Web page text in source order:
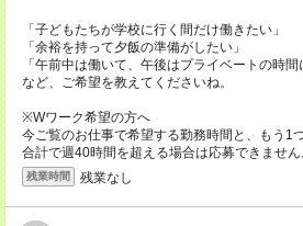
「子どもたちが学校に行く間だけ働きたい」
「余裕を持って夕飯の準備がしたい」
「午前中は働いて、午後はプライベートの時間
など、ご希望を教えてくださいね。
※Wワーク希望の方へ
今ご覧のお仕事で希望する勤務時間と、もう1
合計で週40時間を超える場合は応募できません
残業時間 残業なし